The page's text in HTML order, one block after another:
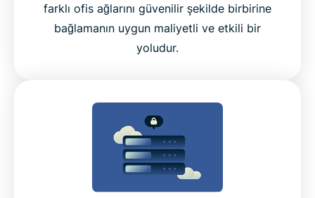
farklı ofis ağlarını güvenilir şekilde birbirine
bağlamanın uygun maliyetli ve etkili bir
yoludur.